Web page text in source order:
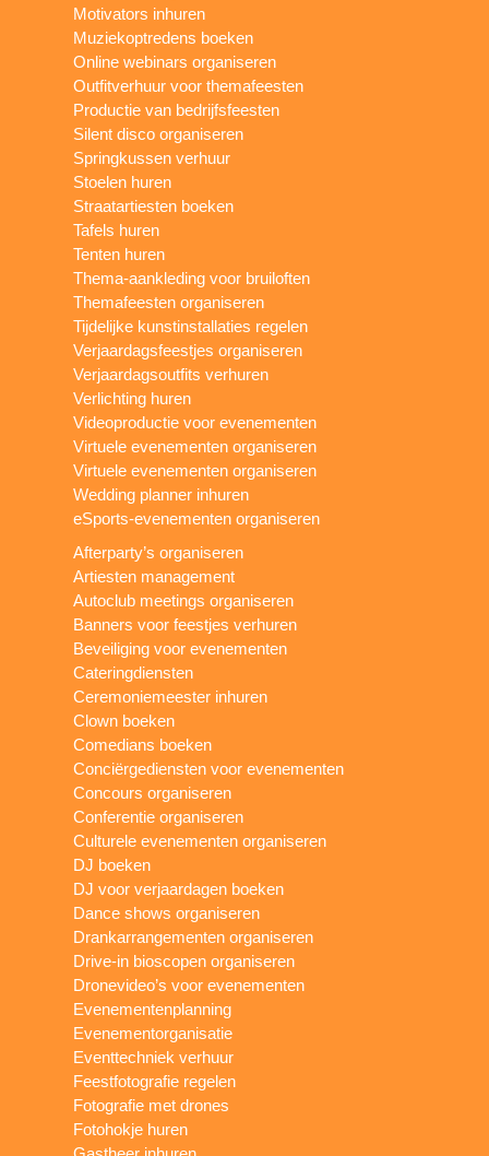
Motivators inhuren
Muziekoptredens boeken
Online webinars organiseren
Outfitverhuur voor themafeesten
Productie van bedrijfsfeesten
Silent disco organiseren
Springkussen verhuur
Stoelen huren
Straatartiesten boeken
Tafels huren
Tenten huren
Thema-aankleding voor bruiloften
Themafeesten organiseren
Tijdelijke kunstinstallaties regelen
Verjaardagsfeestjes organiseren
Verjaardagsoutfits verhuren
Verlichting huren
Videoproductie voor evenementen
Virtuele evenementen organiseren
Virtuele evenementen organiseren
Wedding planner inhuren
eSports-evenementen organiseren
Afterparty’s organiseren
Artiesten management
Autoclub meetings organiseren
Banners voor feestjes verhuren
Beveiliging voor evenementen
Cateringdiensten
Ceremoniemeester inhuren
Clown boeken
Comedians boeken
Conciërgediensten voor evenementen
Concours organiseren
Conferentie organiseren
Culturele evenementen organiseren
DJ boeken
DJ voor verjaardagen boeken
Dance shows organiseren
Drankarrangementen organiseren
Drive-in bioscopen organiseren
Dronevideo’s voor evenementen
Evenementenplanning
Evenementorganisatie
Eventtechniek verhuur
Feestfotografie regelen
Fotografie met drones
Fotohokje huren